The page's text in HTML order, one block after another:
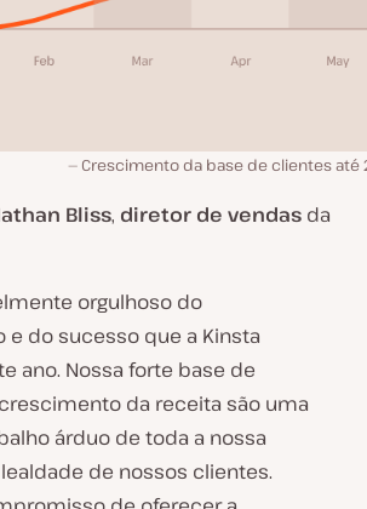
Crescimento da base de clientes até
Bliss, diretor de vendas da
orgulhoso do
do sucesso que a Kinsta
ano. Nossa forte base de
da receita são uma
árduo de toda a nossa
de nossos clientes.